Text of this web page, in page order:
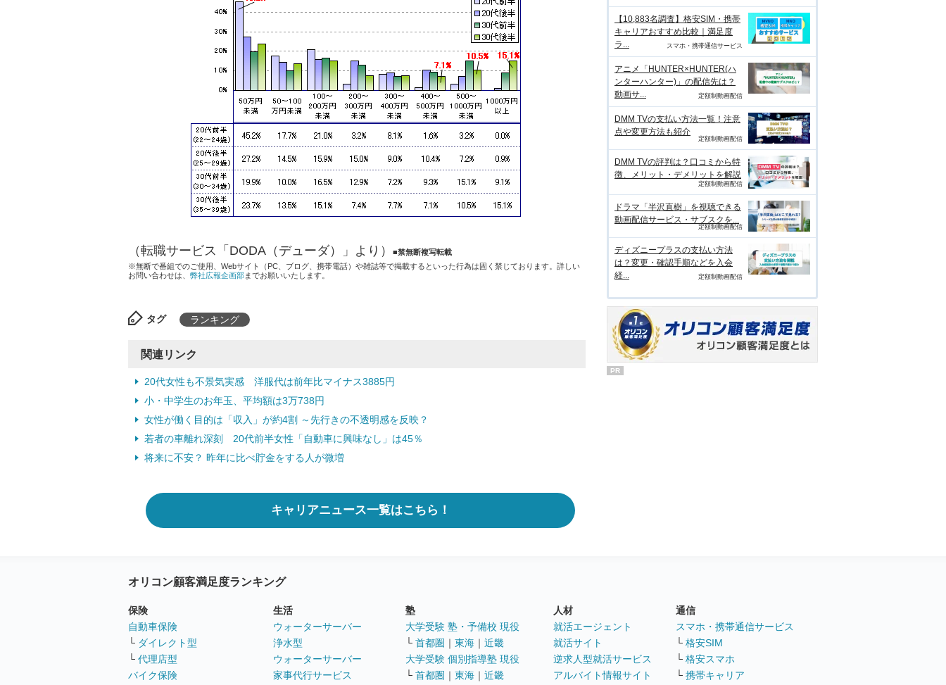
（転職サービス「DODA（デューダ）」より）
■禁無断複写転載
※無断で番組でのご使用、Webサイト（PC、ブログ、携帯電話）や雑誌等で掲載するといった行為は固く禁じております。詳しい
お問い合わせは、 弊社広報企画部までお願いいたします。
タグ ランキング
関連リンク
20代女性も不景気実感 洋服代は前年比マイナス3885円
小・中学生のお年玉、平均額は3万738円
女性が働く目的は「収入」が約4割 ～先行きの不透明感を反映？
若者の車離れ深刻 20代前半女性「自動車に興味なし」は45％
将来に不安？ 昨年に比べ貯金をする人が微増
キャリアニュース一覧はこちら！
【10,883名調査】格安SIM・携帯
キャリアおすすめ比較｜満足度
ラ...
スマホ・携帯通信サービス
アニメ「HUNTER×HUNTER(ハ
ンターハンター)」の配信先は？
動画サ...
定額制動画配信
DMM TVの支払い方法一覧！注意
点や変更方法も紹介
定額制動画配信
DMM TVの評判は？口コミから特
徴、メリット・デメリットを解説
定額制動画配信
ドラマ「半沢直樹」を視聴できる
動画配信サービス・サブスクを...
定額制動画配信
ディズニープラスの支払い方法
は？変更・確認手順などを入会
経...
定額制動画配信
PR
オリコン顧客満足度ランキング
保険
自動車保険
└ ダイレクト型
└ 代理店型
バイク保険
生活
ウォーターサーバー
浄水型
ウォーターサーバー
家事代行サービス
塾
大学受験 塾・予備校 現役
└ 首都圏 ｜ 東海 ｜ 近畿
大学受験 個別指導塾 現役
└ 首都圏 ｜ 東海 ｜ 近畿
人材
就活エージェント
就活サイト
逆求人型就活サービス
アルバイト情報サイト
通信
スマホ・携帯通信サービス
└ 格安SIM
└ 格安スマホ
└ 携帯キャリア